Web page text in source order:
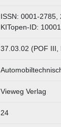
ISSN: 0001-
KITopen-ID:
37.03.02 (POF III,
Vieweg Verlag
24